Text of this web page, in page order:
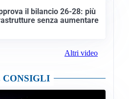
il bilancio 26-28: più
senza aumentare
Altri video
CONSIGLI